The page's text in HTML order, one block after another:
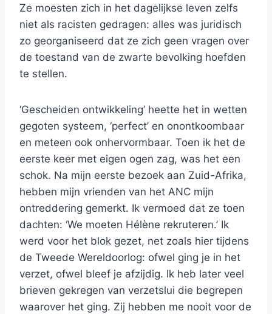
Ze moesten zich in het dagelijkse leven zelfs
niet als racisten gedragen: alles was juridisch
zo georganiseerd dat ze zich geen vragen over
de toestand van de zwarte bevolking hoefden
te stellen.
‘Gescheiden ontwikkeling’ heette het in wetten
gegoten systeem, ‘perfect’ en onontkoombaar
en meteen ook onhervormbaar. Toen ik het de
eerste keer met eigen ogen zag, was het een
schok. Na mijn eerste bezoek aan Zuid-Afrika,
hebben mijn vrienden van het ANC mijn
ontreddering gemerkt. Ik vermoed dat ze toen
dachten: ‘We moeten Hélène rekruteren.’ Ik
werd voor het blok gezet, net zoals hier tijdens
de Tweede Wereldoorlog: ofwel ging je in het
verzet, ofwel bleef je afzijdig. Ik heb later veel
brieven gekregen van verzetslui die begrepen
waarover het ging. Zij hebben me nooit voor de